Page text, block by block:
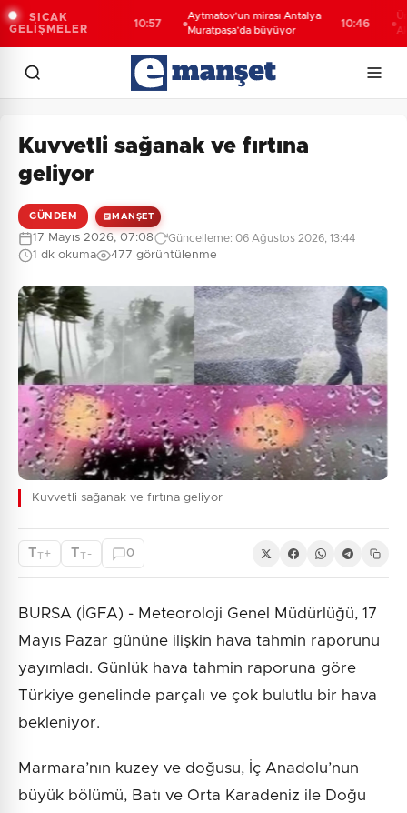
SICAK
GELİŞMELER
yollar
Aytmatov’un mirası Antalya
Muratpaşa’da büyüyor
10:46
Kuvvetli sağanak ve fırtına
geliyor
GÜNDEM MANŞET
17 Mayıs 2026, 07:08 Güncelleme: 06 Ağustos 2026, 13:44
1 dk okuma 477 görüntülenme
Kuvvetli sağanak ve fırtına geliyor
TT+ TT - 0
BURSA (İGFA) - Meteoroloji Genel Müdürlüğü, 17
Mayıs Pazar gününe ilişkin hava tahmin raporunu
yayımladı. Günlük hava tahmin raporuna göre
Türkiye genelinde parçalı ve çok bulutlu bir hava
bekleniyor.
Marmara’nın kuzey ve doğusu, İç Anadolu’nun
büyük bölümü, Batı ve Orta Karadeniz ile Doğu